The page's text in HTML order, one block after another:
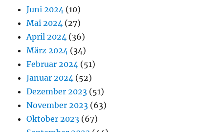
Juni 2024 (10)
Mai 2024 (27)
April 2024 (36)
März 2024 (34)
Februar 2024 (51)
Januar 2024 (52)
Dezember 2023 (51)
November 2023 (63)
Oktober 2023 (67)